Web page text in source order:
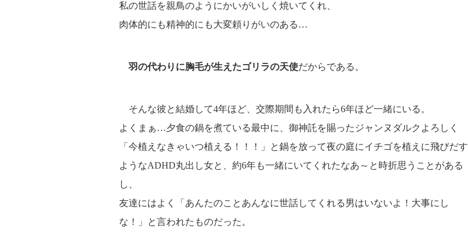
私の世話を親鳥のようにかいがいしく焼いてくれ、
肉体的にも精神的にも大変頼りがいのある…
羽の代わりに胸毛が生えたゴリラの天使だからである。
そんな彼と結婚して4年ほど、交際期間も入れたら6年ほど一緒にいる。
よくまぁ…夕食の鍋を煮ている最中に、御神託を賜ったジャンヌダルクよろしく
「今植えなきゃいつ植える！！！」と鍋を放って夜の庭にイチゴを植えに飛びだす
ようなADHD丸出し女と、約6年も一緒にいてくれたなあ～と時折思うことがある
し、
友達にはよく「あんたのことあんなに世話してくれる男はいないよ！大事にし
な！」と言われたものだった。